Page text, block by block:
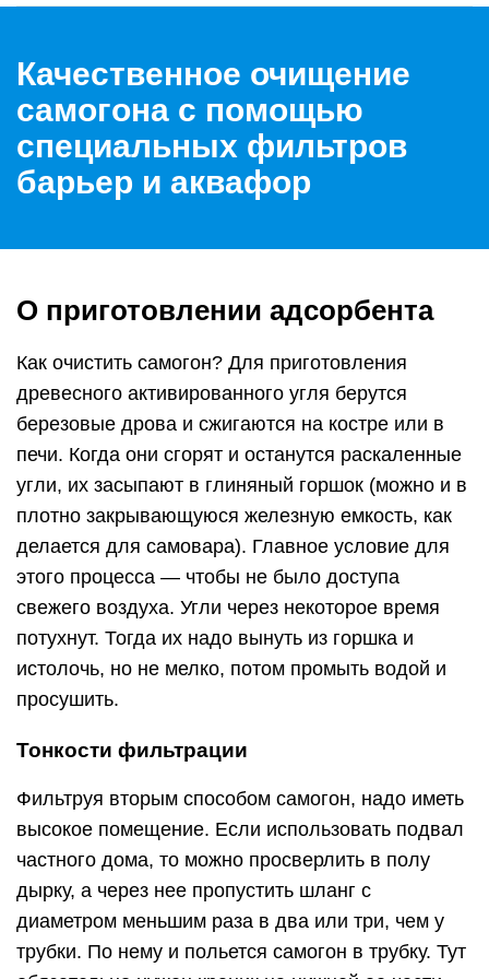
Качественное очищение
самогона с помощью
специальных фильтров
барьер и аквафор
О приготовлении адсорбента
Как очистить самогон? Для приготовления
древесного активированного угля берутся
березовые дрова и сжигаются на костре или в
печи. Когда они сгорят и останутся раскаленные
угли, их засыпают в глиняный горшок (можно и в
плотно закрывающуюся железную емкость, как
делается для самовара). Главное условие для
этого процесса — чтобы не было доступа
свежего воздуха. Угли через некоторое время
потухнут. Тогда их надо вынуть из горшка и
истолочь, но не мелко, потом промыть водой и
просушить.
Тонкости фильтрации
Фильтруя вторым способом самогон, надо иметь
высокое помещение. Если использовать подвал
частного дома, то можно просверлить в полу
дырку, а через нее пропустить шланг с
диаметром меньшим раза в два или три, чем у
трубки. По нему и польется самогон в трубку. Тут